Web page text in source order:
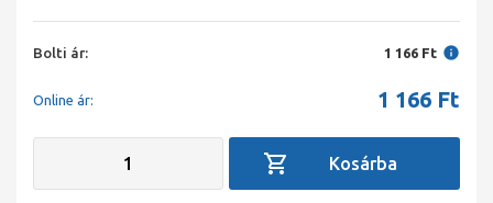
Bolti ár: 1 166 Ft
Online ár: 1 166 Ft